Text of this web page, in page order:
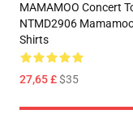
MAMAMOO Concert
NTMD2906
Shirts
27,65 £$35